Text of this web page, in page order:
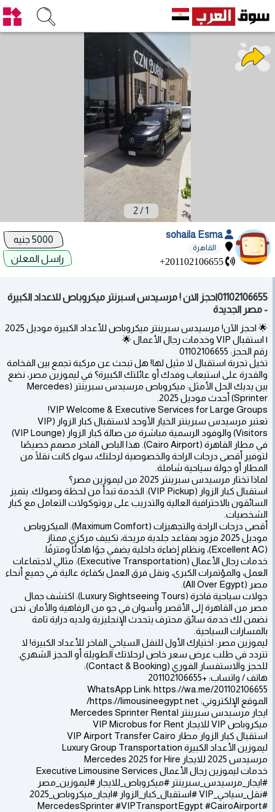
1
/
2
sohaila Esma
القاهرة
+201102106655
راسل المعلن
01102106655احجز الان ! مرسيدس اسبرنتر ميكروباص للاعداد الكبيرة
- مصر الجديدة
🌟 احجز الآن! مرسيدس سبرينتر ميكروباص للأعداد الكبيرة موديل 2025
| استقبال VIP وخدمات رجال الأعمال 🌟
رقم الحجز: 01102106655
تخيل تجربة استقبال لا مثيل لها! هل تبحث عن مركبة تجمع بين الفخامة
والقدرة على استيعاب وفدك أو عائلتك الكبيرة؟ في ليموزين مصر، نضع
بين يديك الحل الأمثل: ميكروباص مرسيدس سبرينتر (Mercedes
Sprinter) أحدث موديل 2025.
VIP Welcome & Executive Services for Large Groups!
تعتبر مرسيدس سبرينتر الخيار الأوحد لاستقبال كبار الزوار (VIP
Visitors) والوفود الرسمية مباشرة من صالة كبار الزوار (VIP Lounge)
في مطار القاهرة (Cairo Airport). هذا الباص الفاخر مصمم خصيصًا
لتوفير أقصى درجات الراحة والخصوصية لرحلتك، سواء كانت نقلًا من
المطار أو جولة سياحية شاملة.
لماذا تختار مرسيدس سبرينتر 2025 من ليموزين مصر؟
استقبال كبار الزوار (VIP Pickup): الخدمة تبدأ من لحظة وصولك. يتميز
السائقون بالاحترافية العالية والتدريب على بروتوكولات التعامل مع كبار
الشخصيات.
أقصى درجات الراحة والتجهيزات (Maximum Comfort): الميكروباص
موديل 2025 مزود بمقاعد جلدية مريحة، تكييف مركزي ممتاز
(Excellent AC)، ونظام إضاءة داخلية يضفي جوًا هادئًا ومترفًا.
خدمات رجال الأعمال (Executive Transportation): مثالي لاجتماعات
العمل، والمؤتمرات الكبرى، ونقل فرق العمل بكفاءة عالية في جميع أنحاء
مصر (All Over Egypt).
جولات سياحية فاخرة (Luxury Sightseeing Tours): اكتشف جمال
مصر من القاهرة إلى الأقصر وأسوان في جو من الرفاهية والأمان. نحن
نضمن لك خدمة سائق محترف يتحدث الإنجليزية ولديه دراية تامة
بالمسارات السياحية.
ليموزين مصر: اختيارك الأول للنقل السياحي الفاخر للأعداد الكبيرة! لا
تتردد في طلب عرض سعر خاص لرحلاتك الطويلة أو الحجز الشهري.
للحجز والاستفسار الفوري (Contact & Booking):
هاتف / واتساب: +201102106655
WhatsApp Link: https://wa.me/201102106655
الموقع الإلكتروني: https://limousineegypt.net/
ايجار مرسيدس سبرينتر Mercedes Sprinter Rental
ميكروباص VIP للايجار VIP Microbus for Rent
استقبال كبار الزوار مطار VIP Airport Transfer Cairo
ليموزين الأعداد الكبيرة Luxury Group Transportation
مرسيدس 2025 للايجار Mercedes 2025 for Hire
خدمات ليموزين رجال الأعمال Executive Limousine Services
#ايجار_مرسيدس_سبرينتر #ميكروباص_للايجار #ليموزين_مصر
#نقل_سياحي_VIP #استقبال_كبار_الزوار #ايجار_ميكروباص_2025
#MercedesSprinter #VIPTransportEgypt #CairoAirport